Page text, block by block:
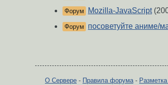
Форум Mozilla-JavaScript
Форум посоветуйте аниме/
О Сервере - Правила форума-